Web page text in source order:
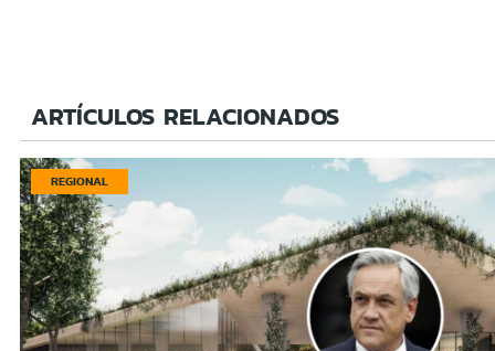
ARTÍCULOS RELACIONADOS
REGIONAL